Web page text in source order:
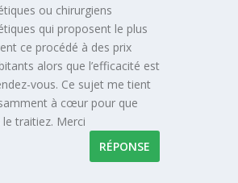
ou chirurgiens
qui proposent le plus
ce procédé à des prix
alors que l’efficacité est
vous. Ce sujet me tient
à cœur pour que
le traitiez. Merci
RÉPONSE